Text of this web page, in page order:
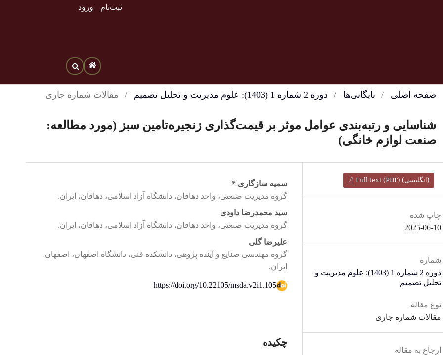
ثبت‌نام ورود
صفحه اصلی / بایگانی‌ها / دوره 2 شماره 1 (1403): علوم مدیریت و تحلیل تصمیم / مقالات شماره جاری
شناسایی و رتبه‌بندی عوامل موثر بر قیمت‌گذاری زنجیره‌‌تامین سبز (مورد مطالعه:
صنعت لوازم خانگی)
سمیه سازگاری *
گروه مدیریت صنعتی، واحد دهاقان، دانشگاه آزاد اسلامی، دهاقان، ایران.
سید محمدرضا داودی
گروه مدیریت صنعتی، واحد دهاقان، دانشگاه آزاد اسلامی، دهاقان، ایران.
علیرضا گلی
گروه مهندسی صنایع و آینده پژوهی، دانشکده فنی، دانشگاه اصفهان، اصفهان،
ایران.
https://doi.org/10.22105/msda.v2i1.105
چکیده
Full text (PDF) (انگلیسی)
چاپ شده
2025-06-10
شماره
دوره 2 شماره 1 (1403): علوم مدیریت و
تحلیل تصمیم
نوع مقاله
مقالات شماره جاری
ارجاع به مقاله